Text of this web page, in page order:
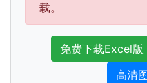
载。
免费下载Excel版
高清